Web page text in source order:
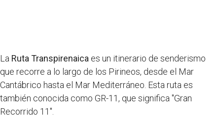
La Ruta Transpirenaica es un itinerario de senderismo
que recorre a lo largo de los Pirineos, desde el Mar
Cantábrico hasta el Mar Mediterráneo. Esta ruta es
también conocida como GR-11, que significa "Gran
Recorrido 11".